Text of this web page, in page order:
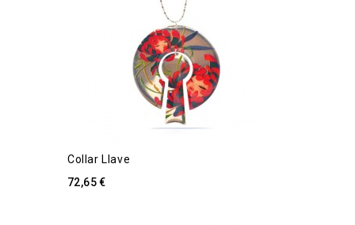
Collar Llave
72,65 €